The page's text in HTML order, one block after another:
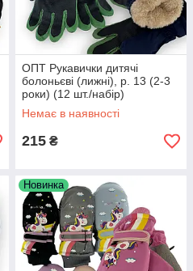
ОПТ Рукавички дитячі
болоньєві (лижні), р. 13 (2-3
роки) (12 шт./набір)
Немає в наявності
215 ₴
Новинка